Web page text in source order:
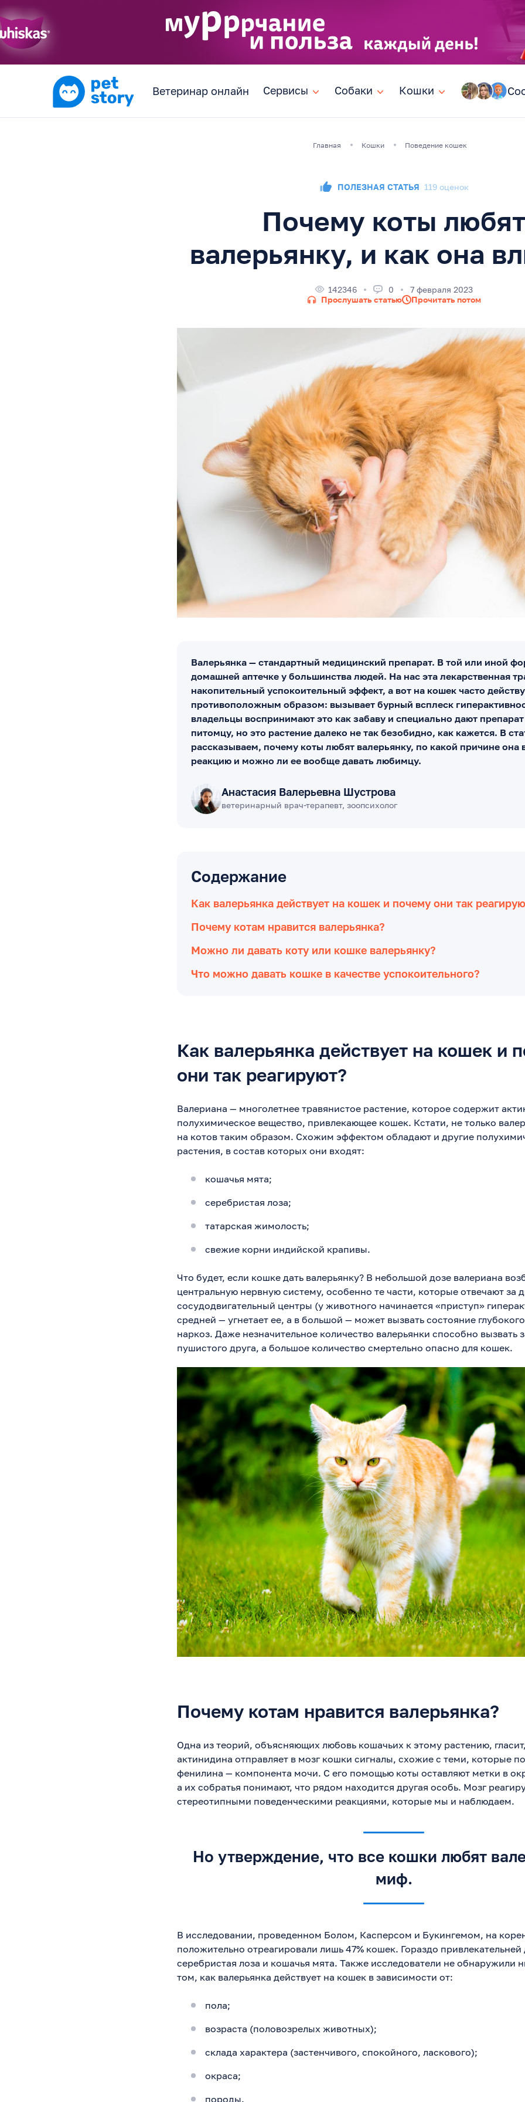
Ветеринар онлайн Сервисы
Сервисы Собаки
Собаки Кошки
Кошки
Главная Кошки Поведение кошек
ПОЛЕЗНАЯ СТАТЬЯ 119 оценок
Почему коты любят
валерьянку, и как она
142346 0
7 февраля 2023
Прослушать статью
Прочитать потом
Валерьянка — стандартный медицинский препарат. В той или иной
домашней аптечке у большинства людей. На нас эта лекарственная
накопительный успокоительный эффект, а вот на кошек часто
противоположным образом: вызывает бурный всплеск
владельцы воспринимают это как забаву и специально дают
питомцу, но это растение далеко не так безобидно, как кажется. В
рассказываем, почему коты любят валерьянку, по какой причине она
реакцию и можно ли ее вообще давать любимцу.
Анастасия Валерьевна Шустрова
ветеринарный врач-терапевт, зоопсихолог
Содержание
Как валерьянка действует на кошек и почему они так
Почему котам нравится валерьянка?
Можно ли давать коту или кошке валерьянку?
Что можно давать кошке в качестве успокоительного?
Как валерьянка действует на кошек и
они так реагируют?
Валериана — многолетнее травянистое растение, которое содержит
полухимическое вещество, привлекающее кошек. Кстати, не только
на котов таким образом. Схожим эффектом обладают и другие
растения, в состав которых они входят:
кошачья мята;
серебристая лоза;
татарская жимолость;
свежие корни индийской крапивы.
Что будет, если кошке дать валерьянку? В небольшой дозе валериана
центральную нервную систему, особенно те части, которые отвечают за
сосудодвигательный центры (у животного начинается «приступ»
средней — угнетает ее, а в большой — может вызвать состояние
наркоз. Даже незначительное количество валерьянки способно вызвать
пушистого друга, а большое количество смертельно опасно для кошек.
Почему котам нравится валерьянка?
Одна из теорий, объясняющих любовь кошачьих к этому растению,
актинидина отправляет в мозг кошки сигналы, схожие с теми, которые
фенилина — компонента мочи. С его помощью коты оставляют метки в
а их собратья понимают, что рядом находится другая особь. Мозг
стереотипными поведенческими реакциями, которые мы и наблюдаем.
Но утверждение, что все кошки любят
миф.
В исследовании, проведенном Болом, Касперсом и Букингемом, на
положительно отреагировали лишь 47% кошек. Гораздо привлекательней
серебристая лоза и кошачья мята. Также исследователи не обнаружили
том, как валерьянка действует на кошек в зависимости от:
пола;
возраста (половозрелых животных);
склада характера (застенчивого, спокойного, ласкового);
окраса;
породы.